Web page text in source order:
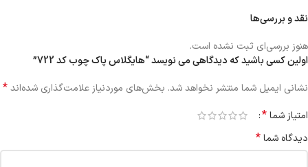
نقد و بررسی‌ها
هنوز بررسی‌ای ثبت نشده است.
اولین کسی باشید که دیدگاهی می نویسد “هایگلاس پاک چوب کد 722”
نشانی ایمیل شما منتشر نخواهد شد. بخش‌های موردنیاز علامت‌گذاری شده‌اند*
امتیاز شما*
دیدگاه شما*